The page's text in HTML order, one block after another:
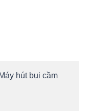
Máy hút bụi cầm